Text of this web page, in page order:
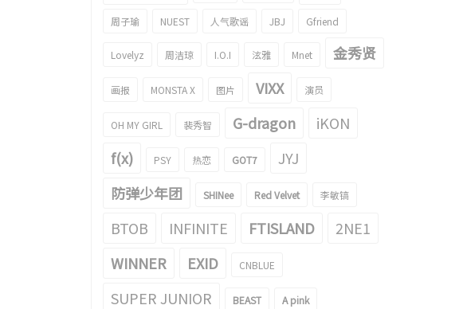
周子瑜 NUEST 人气歌谣 JBJ Gfriend
Lovelyz 周洁琼 I.O.I 泫雅 Mnet 金秀贤
画报 MONSTA X 图片 VIXX 演员
OH MY GIRL 裴秀智 G-dragon
iKON
f(x)
PSY 热恋 GOT7
JYJ
防弹少年团
SHINee Red Velvet 李敏镐
BTOB INFINITE FTISLAND
2NE1
WINNER
EXID CNBLUE
SUPER JUNIOR BEAST A pink